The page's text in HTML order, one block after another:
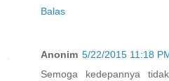
Balas
Anonim 5/22/2015 11:18
Semoga kedepannya